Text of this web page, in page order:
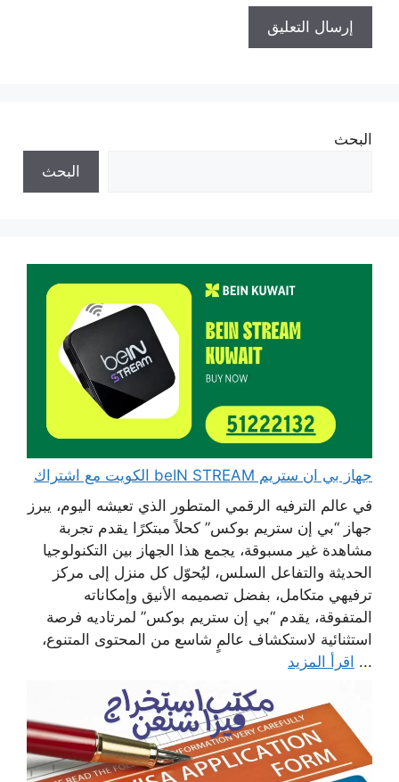
البحث
البحث
جهاز بي ان ستريم beIN STREAM الكويت مع اشتراك
في عالم الترفيه الرقمي المتطور الذي تعيشه اليوم، يبرز
جهاز “بي إن ستريم بوكس” كحلاً مبتكرًا يقدم تجربة
مشاهدة غير مسبوقة، يجمع هذا الجهاز بين التكنولوجيا
الحديثة والتفاعل السلس، ليُحوّل كل منزل إلى مركز
ترفيهي متكامل، بفضل تصميمه الأنيق وإمكاناته
المتفوقة، يقدم “بي إن ستريم بوكس” لمرتاديه فرصة
استثنائية لاستكشاف عالمٍ شاسع من المحتوى المتنوع،
... اقرأ المزيد